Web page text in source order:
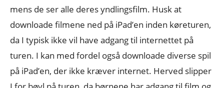
mens de ser alle deres yndlingsfilm. Husk at
downloade filmene ned på iPad’en inden køreturen,
da I typisk ikke vil have adgang til internettet på
turen. I kan med fordel også downloade diverse spil
på iPad’en, der ikke kræver internet. Herved slipper